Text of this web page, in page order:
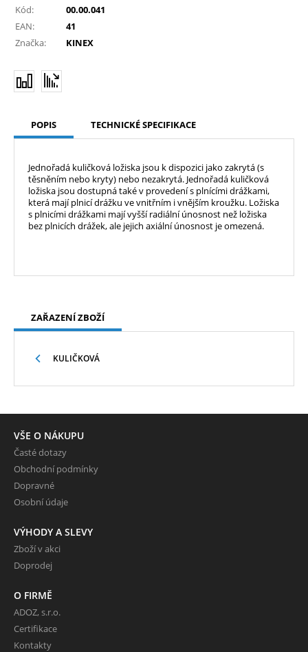
Kód:
00.00.041
EAN:
41
Značka:
KINEX
POPIS TECHNICKÉ SPECIFIKACE
Jednořadá kuličková ložiska jsou k dispozici jako zakrytá (s
těsněním nebo kryty) nebo nezakrytá. Jednořadá kuličková
ložiska jsou dostupná také v provedení s plnícími drážkami,
která mají plnicí drážku ve vnitřním i vnějším kroužku. Ložiska
s plnicími drážkami mají vyšší radiální únosnost než ložiska
bez plnicích drážek, ale jejich axiální únosnost je omezená.
ZAŘAZENÍ ZBOŽÍ
KULIČKOVÁ
VŠE O NÁKUPU
Časté dotazy
Obchodní podmínky
Dopravné
Osobní údaje
VÝHODY A SLEVY
Zboží v akci
Doprodej
O FIRMĚ
ADOZ, s.r.o.
Certifikace
Kontakty